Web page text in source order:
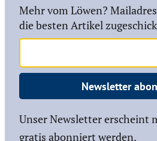
Mehr vom Löwen?
die besten Artikel
Newsletter
Unser Newsletter erscheint
gratis abonniert werden.